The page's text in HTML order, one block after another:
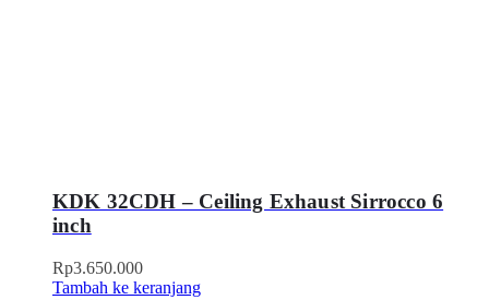
KDK 32CDH – Ceiling Exhaust Sirrocco 6
inch
Rp3.650.000
Tambah ke keranjang